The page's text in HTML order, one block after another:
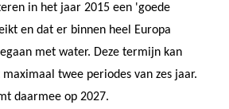
in het jaar 2015 een 'goede
en dat er binnen heel Europa
met water. Deze termijn kan
twee periodes van zes jaar.
daarmee op 2027.